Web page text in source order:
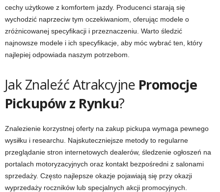
cechy użytkowe z komfortem jazdy. Producenci starają się
wychodzić naprzeciw tym oczekiwaniom, oferując modele o
zróżnicowanej specyfikacji i przeznaczeniu. Warto śledzić
najnowsze modele i ich specyfikacje, aby móc wybrać ten, który
najlepiej odpowiada naszym potrzebom.
Jak Znaleźć Atrakcyjne Promocje
Pickupów z Rynku?
Znalezienie korzystnej oferty na zakup pickupa wymaga pewnego
wysiłku i researchu. Najskuteczniejsze metody to regularne
przeglądanie stron internetowych dealerów, śledzenie ogłoszeń na
portalach motoryzacyjnych oraz kontakt bezpośredni z salonami
sprzedaży. Często najlepsze okazje pojawiają się przy okazji
wyprzedaży roczników lub specjalnych akcji promocyjnych.